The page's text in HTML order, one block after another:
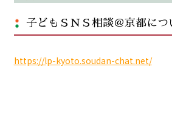
子どもＳＮＳ相談＠京都について
子どもＳＮＳ相談＠京都につ
https://lp-kyoto.soudan-chat.net/